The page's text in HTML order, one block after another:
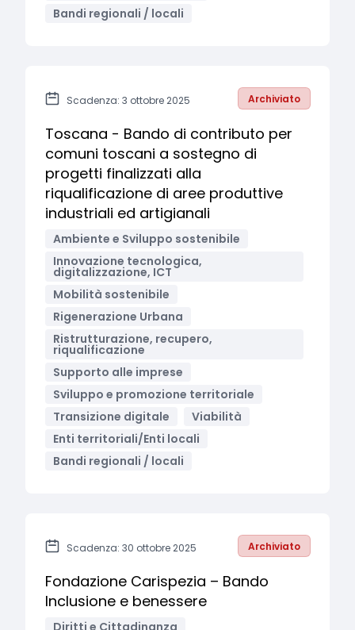
Bandi regionali / locali
Scadenza: 3 ottobre 2025 Archiviato
Toscana - Bando di contributo per
comuni toscani a sostegno di
progetti finalizzati alla
riqualificazione di aree produttive
industriali ed artigianali
Ambiente e Sviluppo sostenibile
Innovazione tecnologica,
digitalizzazione, ICT
Mobilità sostenibile
Rigenerazione Urbana
Ristrutturazione, recupero,
riqualificazione
Supporto alle imprese
Sviluppo e promozione territoriale
Transizione digitale
Viabilità
Enti territoriali/Enti locali
Bandi regionali / locali
Scadenza: 30 ottobre 2025 Archiviato
Fondazione Carispezia – Bando
Inclusione e benessere
Diritti e Cittadinanza